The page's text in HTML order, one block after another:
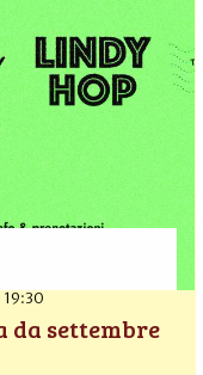
da settembre